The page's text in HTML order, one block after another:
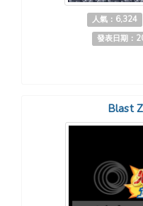
人氣：6,324
發表日期：
Blast